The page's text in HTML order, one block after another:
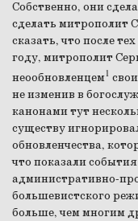
Собственно, они
сделать митрополит
сказать, что после
году, митрополит
неообновленцем1
не изменив в
канонами тут
существу
обновленчества,
что показали
административно-
большевистского
больше, чем многим